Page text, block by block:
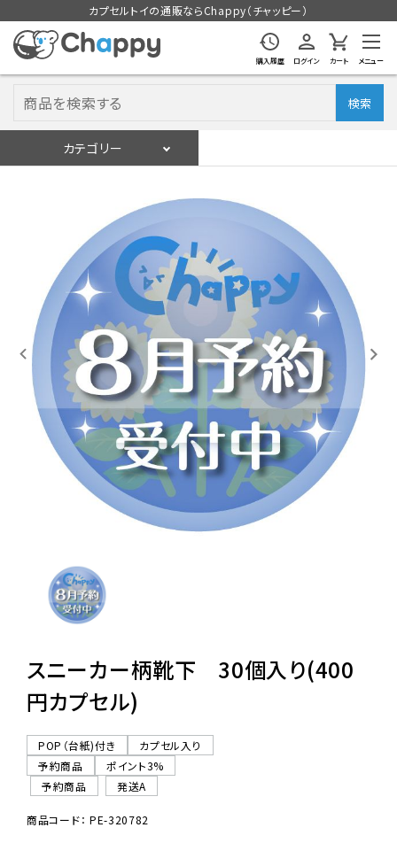
カプセルトイの通販ならChappy（チャッピー）
購入履歴 ログイン カート メニュー
検索
カテゴリー
入荷スケジュールをチェック
カプセルトイマシン本体
カプセルトイ
販促用空カプセル
レンタル
景品・玩具・文具
販促用カプセルトイ
ご利用ガイド
06-6282-7659
スニーカー柄靴下 30個入り(400
円カプセル)
POP（台紙)付き
カプセル入り
予約商品
ポイント3%
予約商品
発送A
商品コード： PE-320782